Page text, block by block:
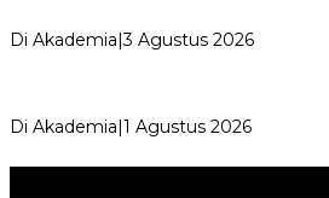
Di Akademia|3 Agustus 2026
Di Akademia|1 Agustus 2026